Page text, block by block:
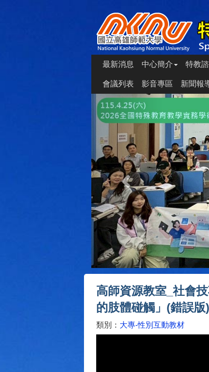
最新消息 中心簡介 特教
會議列表 影音專區 新聞報
Previous
高師資源教室_社會
的肢體碰觸」(錯誤版)
類別： 大專-性別互動教材